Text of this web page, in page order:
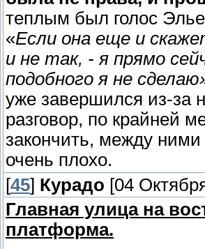
теплым был голос
«Если она еще и
и не так, - я прямо
подобного я не
уже завершился из-за
разговор, по крайней
закончить, между
очень плохо.
[45] Курадо [04
Главная улица на
платформа.